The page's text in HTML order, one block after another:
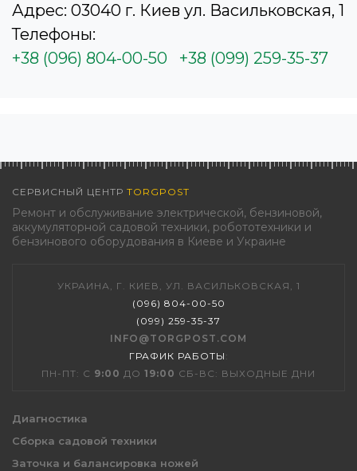
Адрес: 03040 г. Киев ул. Васильковская, 1
Телефоны:
+38 (096) 804-00-50
+38 (099) 259-35-37
СЕРВИСНЫЙ ЦЕНТР TORGPOST
Ремонт и обслуживание электрической, бензиновой,
аккумуляторной садовой техники, робототехники и
бензинового оборудования в Киеве и Украине
УКРАИНА, Г. КИЕВ, УЛ. ВАСИЛЬКОВСКАЯ, 1
(096) 804-00-50
(099) 259-35-37
INFO@TORGPOST.COM
ГРАФИК РАБОТЫ :
ПН-ПТ: С 9:00 ДО 19:00 СБ-ВС: ВЫХОДНЫЕ ДНИ
Диагностика
Сборка садовой техники
Заточка и балансировка ножей